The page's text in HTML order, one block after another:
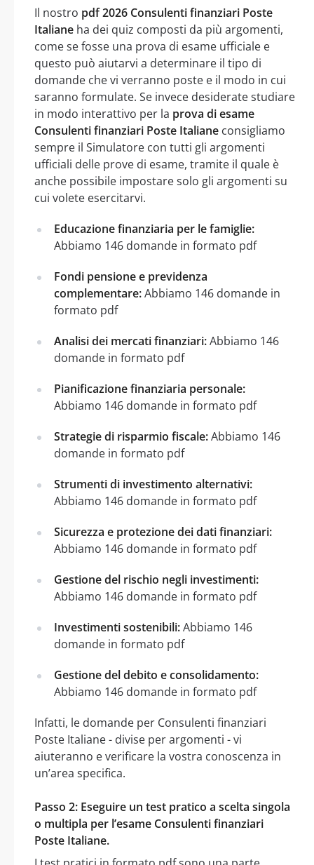
Il nostro pdf 2026 Consulenti finanziari Poste
Italiane ha dei quiz composti da più argomenti,
come se fosse una prova di esame ufficiale e
questo può aiutarvi a determinare il tipo di
domande che vi verranno poste e il modo in cui
saranno formulate. Se invece desiderate studiare
in modo interattivo per la prova di esame
Consulenti finanziari Poste Italiane consigliamo
sempre il Simulatore con tutti gli argomenti
ufficiali delle prove di esame, tramite il quale è
anche possibile impostare solo gli argomenti su
cui volete esercitarvi.
Educazione finanziaria per le famiglie:
Abbiamo 146 domande in formato pdf
Fondi pensione e previdenza
complementare:Abbiamo 146 domande in
formato pdf
Analisi dei mercati finanziari:Abbiamo 146
domande in formato pdf
Pianificazione finanziaria personale:
Abbiamo 146 domande in formato pdf
Strategie di risparmio fiscale:Abbiamo 146
domande in formato pdf
Strumenti di investimento alternativi:
Abbiamo 146 domande in formato pdf
Sicurezza e protezione dei dati finanziari:
Abbiamo 146 domande in formato pdf
Gestione del rischio negli investimenti:
Abbiamo 146 domande in formato pdf
Investimenti sostenibili:Abbiamo 146
domande in formato pdf
Gestione del debito e consolidamento:
Abbiamo 146 domande in formato pdf
Infatti, le domande per Consulenti finanziari
Poste Italiane - divise per argomenti - vi
aiuteranno e verificare la vostra conoscenza in
un’area specifica.
Passo 2: Eseguire un test pratico a scelta singola
o multipla per l’esame Consulenti finanziari
Poste Italiane.